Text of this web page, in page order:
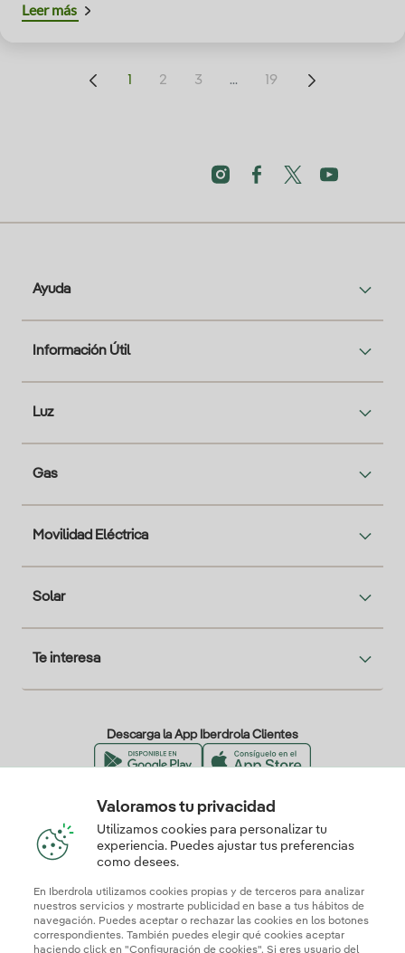
Leer más
1 2 3 ... 19
Ayuda
Información Útil
Luz
Gas
Movilidad Eléctrica
Solar
Te interesa
Descarga la App Iberdrola Clientes
Nuestros certificados de confianza
Valoramos tu privacidad
Utilizamos cookies para personalizar tu
experiencia. Puedes ajustar tus preferencias
como desees.
En Iberdrola utilizamos cookies propias y de terceros para analizar
nuestros servicios y mostrarte publicidad en base a tus hábitos de
navegación. Puedes aceptar o rechazar las cookies en los botones
correspondientes. También puedes elegir qué cookies aceptar
haciendo click en "Configuración de cookies". Si eres usuario del